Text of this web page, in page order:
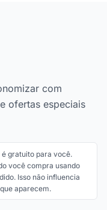
com
ofertas especiais
gratuito para você.
você compra usando
Isso não influencia
aparecem.